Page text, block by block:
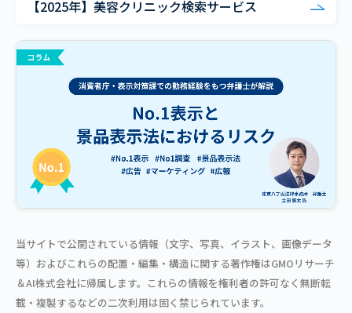
【2025年】美容クリニック検索サービス
当サイトで公開されている情報（文字、写真、イラスト、画像データ
等）およびこれらの配置・編集・構造に関する著作権はGMOリサーチ
＆AI株式会社に帰属します。これらの情報を権利者の許可なく無断転
載・複製するなどの二次利用は固く禁じられています。